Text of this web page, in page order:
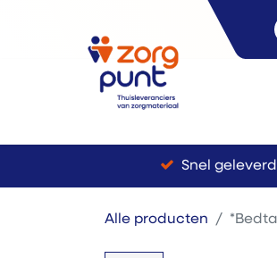
Snel geleverd
Alle producten